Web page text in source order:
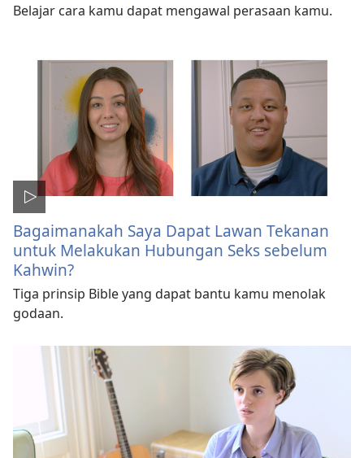
Belajar cara kamu dapat mengawal perasaan kamu.
Bagaimanakah Saya Dapat Lawan Tekanan
untuk Melakukan Hubungan Seks sebelum
Kahwin?
Tiga prinsip Bible yang dapat bantu kamu menolak
godaan.